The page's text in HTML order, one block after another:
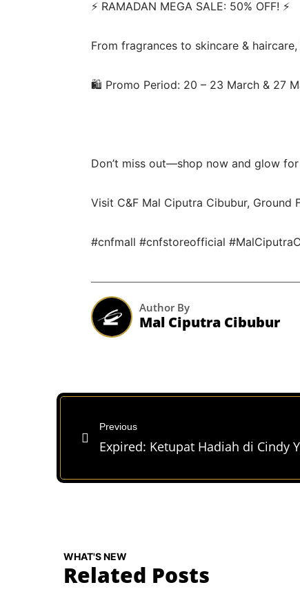
⚡ RAMADAN MEGA SALE: 50% OFF! ⚡
From fragrances to skincare &
🛍️ Promo Period: 20 – 23 March & 27
Don’t miss out—shop now and glow for
Visit C&F Mal Ciputra Cibubur, Ground
#cnfmall #cnfstoreofficial
Author By
Mal Ciputra Cibubur
Previous
Expired: Ketupat Hadiah di Cindy
WHAT'S NEW
Related Posts